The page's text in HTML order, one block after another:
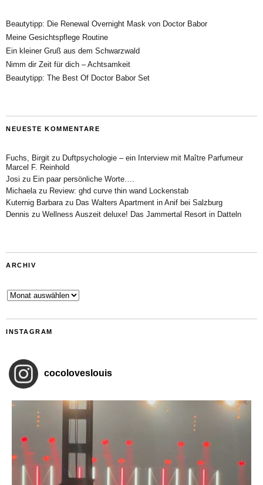
Beautytipp: Die Renewal Overnight Mask von Doctor Babor
Meine Gesichtspflege Routine
Ein kleiner Gruß aus dem Schwarzwald
Nimm dir Zeit für dich – Achtsamkeit
Beautytipp: The Best Of Doctor Babor Set
NEUESTE KOMMENTARE
Fuchs, Birgit zu Duftpsychologie – ein Interview mit Maître Parfumeur
Marcel F. Reinhold
Josi zu Ein paar persönliche Worte….
Michaela zu Review: ghd curve thin wand Lockenstab
Kuternig Barbara zu Das Walters Apartment in Anif bei Salzburg
Dennis zu Wellness Auszeit deluxe! Das Jammertal Resort in Datteln
ARCHIV
Archiv
INSTAGRAM
cocoloveslouis